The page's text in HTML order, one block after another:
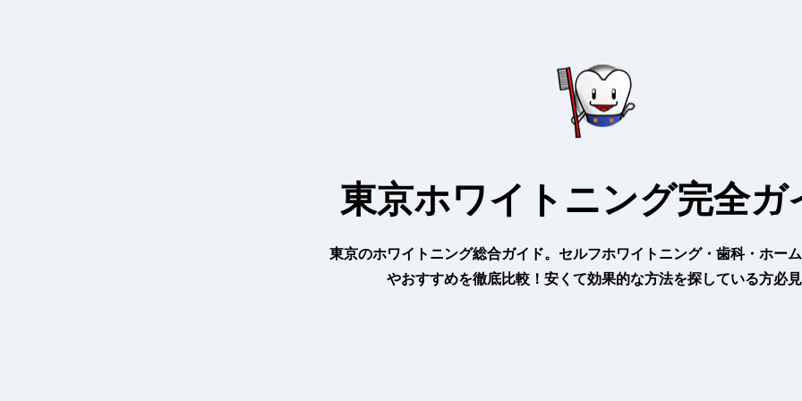
東京ホワイトニング完全ガ
東京のホワイトニング総合ガイド。セルフホワイトニング・歯科・ホー
やおすすめを徹底比較！安くて効果的な方法を探している方必